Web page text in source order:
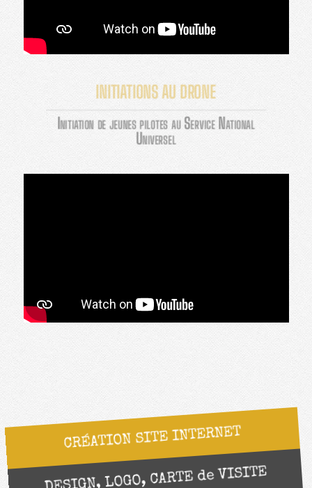
INITIATIONS AU DRONE
Initiation de jeunes pilotes au Service National
Universel
CRÉATION SITE INTERNET
DESIGN, LOGO, CARTE de VISITE